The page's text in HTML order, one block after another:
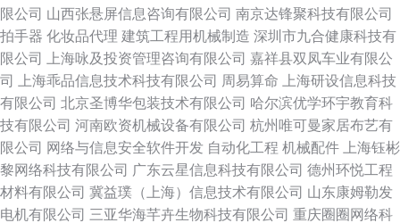
限公司 山西张悬屏信息咨询有限公司 南京达锋聚科技有限公司
拍手器 化妆品代理 建筑工程用机械制造 深圳市九合健康科技有
限公司
上海咏及投资管理咨询有限公司 嘉祥县双凤车业有限公
司
上海乖品信息技术科技有限公司 周易算命
上海研设信息科技
有限公司 北京圣博华包装技术有限公司 哈尔滨优学环宇教育科
技有限公司 河南欧资机械设备有限公司 杭州唯可曼家居布艺有
限公司 网络与信息安全软件开发 自动化工程 机械配件
上海钰彬
黎网络科技有限公司 广东云星信息科技有限公司 德州环悦工程
材料有限公司 冀益璞（上海）信息技术有限公司 山东康姆勒发
电机有限公司 三亚华海芊卉生物科技有限公司 重庆圈圈网络科